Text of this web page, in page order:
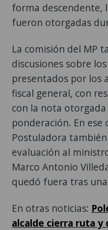
forma descendente,
fueron otorgadas
La comisión del MP
discusiones sobre
presentados por los
fiscal general, con
con la nota
ponderación. En ese
Postuladora
evaluación al
Marco Antonio
quedó fuera tras
En otras noticias:
alcalde cierra ruta y